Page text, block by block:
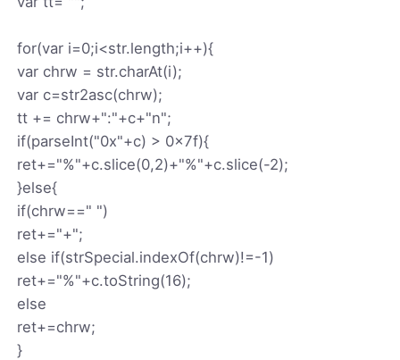
for(var i=0;i<str.length;i++){
var chrw = str.charAt(i);
var c=str2asc(chrw);
tt += chrw+":"+c+"n";
if(parseInt("0x"+c) > 0x7f){
ret+="%"+c.slice(0,2)+"%"+c.slice(-2);
}else{
if(chrw==" ")
ret+="+";
else if(strSpecial.indexOf(chrw)!=-1)
ret+="%"+c.toString(16);
else
ret+=chrw;
}